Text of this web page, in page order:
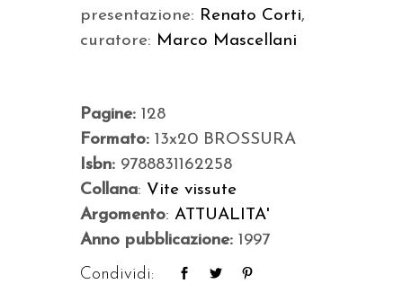
presentazione: Renato Corti,
curatore: Marco Mascellani
Pagine: 128
Formato: 13x20 BROSSURA
Isbn: 9788831162258
Collana: Vite vissute
Argomento: ATTUALITA'
Anno pubblicazione: 1997
Condividi: